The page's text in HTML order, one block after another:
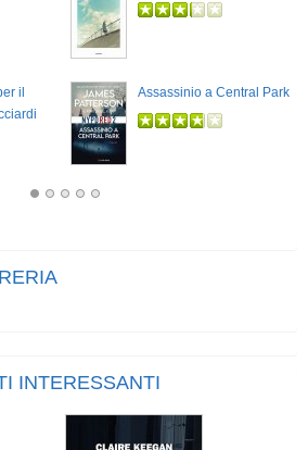
il
Assassinio a Central Park
INTERESSANTI